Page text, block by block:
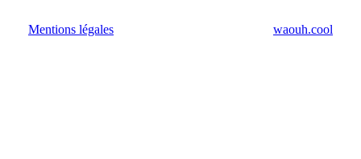
Mentions légales waouh.cool